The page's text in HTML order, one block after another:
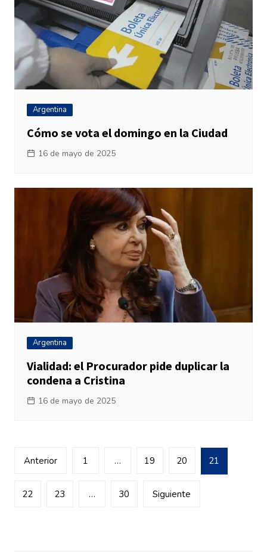
Argentina
Cómo se vota el domingo en la Ciudad
16 de mayo de 2025
Argentina
Vialidad: el Procurador pide duplicar la
condena a Cristina
16 de mayo de 2025
Navegación
entradas
Anterior 1 … 19 20 21
22 23 … 30 Siguiente